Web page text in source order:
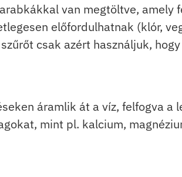
van megtöltve, amely
előfordulhatnak (klór,
csak azért használjuk,
áramlik át a víz, felfogva a
mint pl. kalcium,